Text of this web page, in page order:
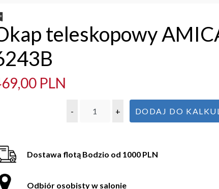
teleskopowy
PLN
- + DODAJ DO
Dostawa flotą Bodzio od 1000 PLN
Odbiór osobisty w salonie